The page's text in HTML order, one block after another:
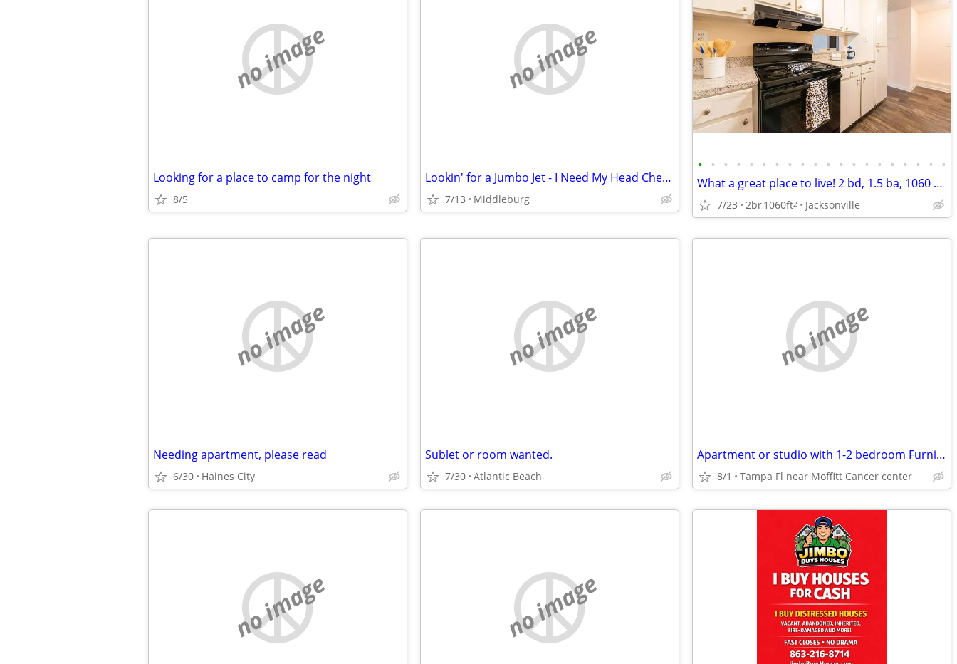
no image
Looking for a place to camp for the night
8/5
no image
Lookin' for a Jumbo Jet - I Need My Head Checked
7/13 Middleburg
• • • • • • • • • • • • • • • • • • • •
What a great place to live! 2 bd, 1.5 ba, 1060 sq ft. Come home today!
7/23 2br1060ft2 Jacksonville
no image
Needing apartment, please read
6/30 Haines City
no image
Sublet or room wanted.
7/30 Atlantic Beach
no image
Apartment or studio with 1-2 bedroom Furnished
8/1 Tampa Fl near Moffitt Cancer center
no image no image